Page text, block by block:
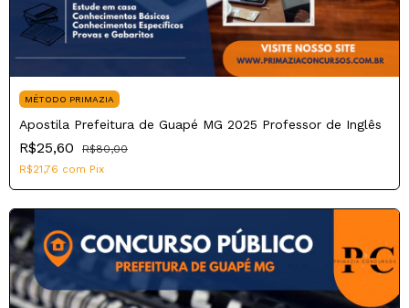
MÉTODO PRIMAZIA
Apostila Prefeitura de Guapé MG 2025 Professor de Inglês
R$25,60
R$80,00
R$21,76 com Pix